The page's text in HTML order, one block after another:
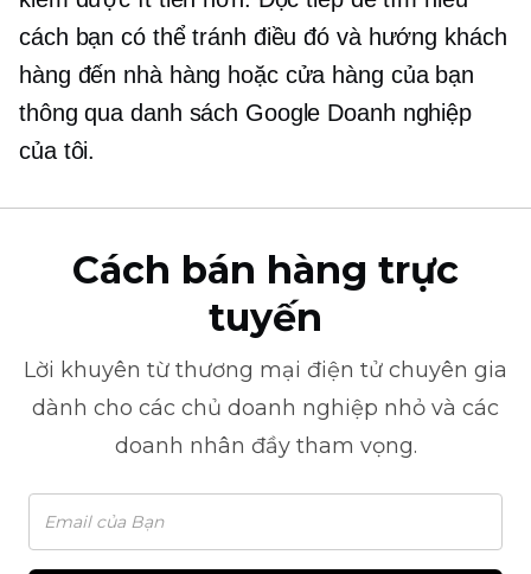
cách bạn có thể tránh điều đó và hướng khách
hàng đến nhà hàng hoặc cửa hàng của bạn
thông qua danh sách Google Doanh nghiệp
của tôi.
Cách bán hàng trực
tuyến
Lời khuyên từ thương mại điện tử chuyên gia
dành cho các chủ doanh nghiệp nhỏ và các
doanh nhân đầy tham vọng.